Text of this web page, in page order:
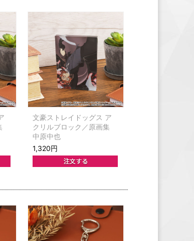
文豪ストレイドッグス ア
クリルブロック／原画集
中原中也
1,320円